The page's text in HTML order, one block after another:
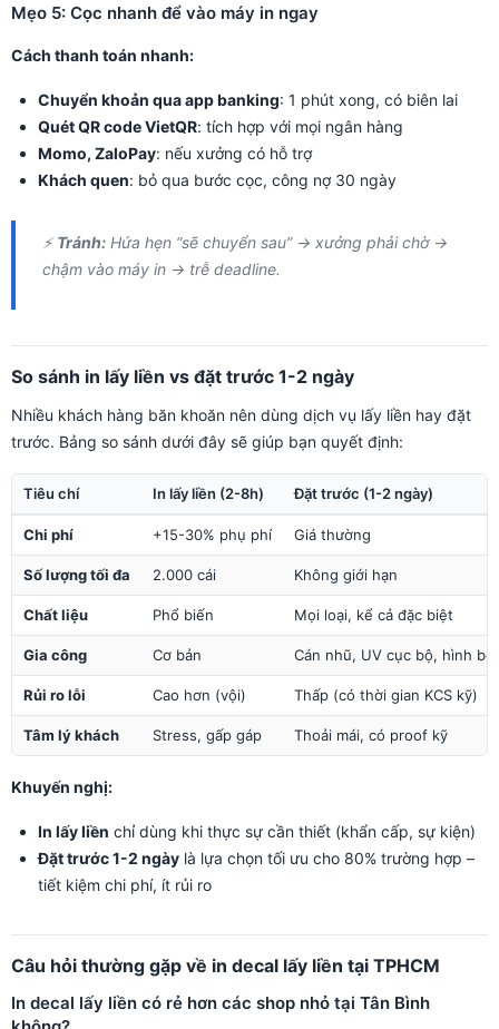
Mẹo 5: Cọc nhanh để vào máy in ngay
Cách thanh toán nhanh:
Chuyển khoản qua app banking: 1 phút xong, có biên lai
Quét QR code VietQR: tích hợp với mọi ngân hàng
Momo, ZaloPay: nếu xưởng có hỗ trợ
Khách quen: bỏ qua bước cọc, công nợ 30 ngày
⚡Tránh: Hứa hẹn “sẽ chuyển sau” → xưởng phải chờ →
chậm vào máy in → trễ deadline.
So sánh in lấy liền vs đặt trước 1-2 ngày
Nhiều khách hàng băn khoăn nên dùng dịch vụ lấy liền hay đặt
trước. Bảng so sánh dưới đây sẽ giúp bạn quyết định:
Tiêu chí In lấy liền (2-8h) Đặt trước (1-2 ngày)
Chi phí +15-30% phụ phí Giá thường
Số lượng tối đa 2.000 cái Không giới hạn
Chất liệu Phổ biến Mọi loại, kể cả đặc biệt
Gia công Cơ bản Cán nhũ, UV cục bộ, hình bế
Rủi ro lỗi Cao hơn (vội) Thấp (có thời gian KCS kỹ)
Tâm lý khách Stress, gấp gáp Thoải mái, có proof kỹ
Khuyến nghị:
In lấy liền chỉ dùng khi thực sự cần thiết (khẩn cấp, sự kiện)
Đặt trước 1-2 ngày là lựa chọn tối ưu cho 80% trường hợp –
tiết kiệm chi phí, ít rủi ro
Câu hỏi thường gặp về in decal lấy liền tại TPHCM
In decal lấy liền có rẻ hơn các shop nhỏ tại Tân Bình